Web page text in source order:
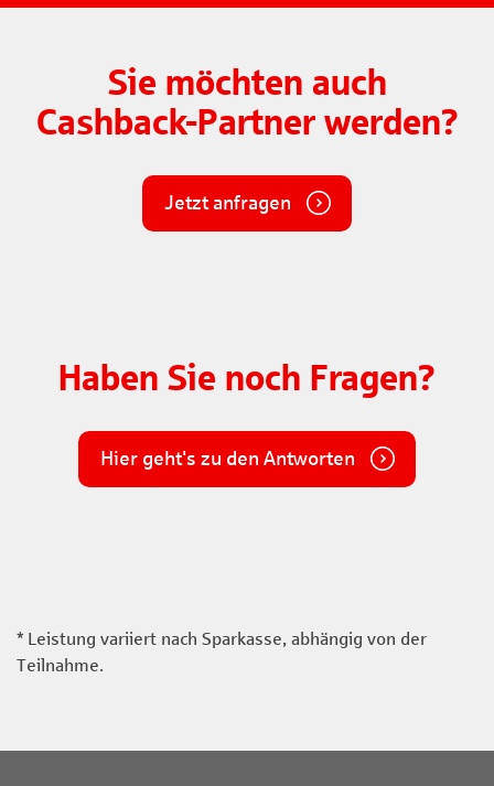
Sie möchten auch
Cashback-Partner werden?
Jetzt anfragen
Haben Sie noch Fragen?
Hier geht's zu den Antworten
* Leistung variiert nach Sparkasse, abhängig von der
Teilnahme.